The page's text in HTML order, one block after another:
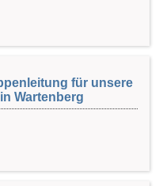
für unsere
Wartenberg